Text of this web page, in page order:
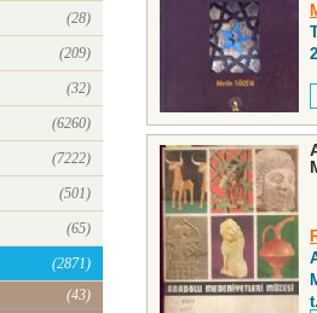
(28)
(209)
(32)
(6260)
(7222)
(501)
(65)
(2871)
(43)